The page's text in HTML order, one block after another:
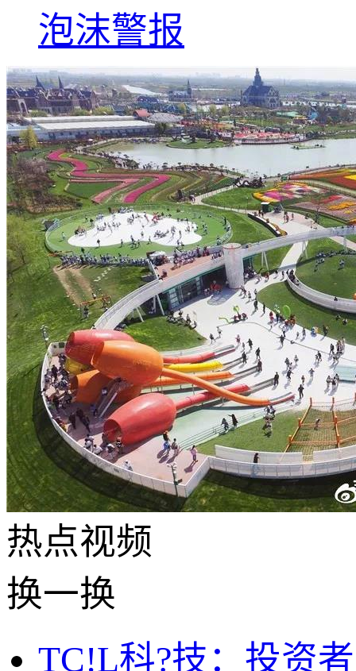
泡沫警报
热点视频
换一换
TC!L科?技：投资